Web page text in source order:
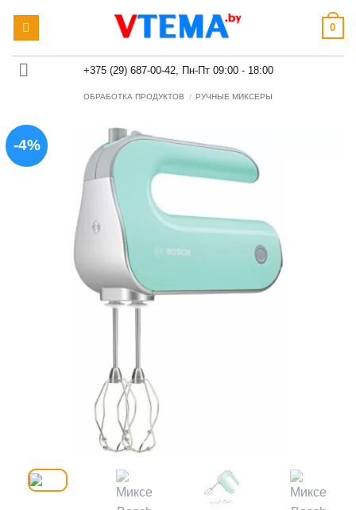
0
+375 (29) 687-00-42, Пн-Пт 09:00 - 18:00
ОБРАБОТКА ПРОДУКТОВ / РУЧНЫЕ МИКСЕРЫ
-4%